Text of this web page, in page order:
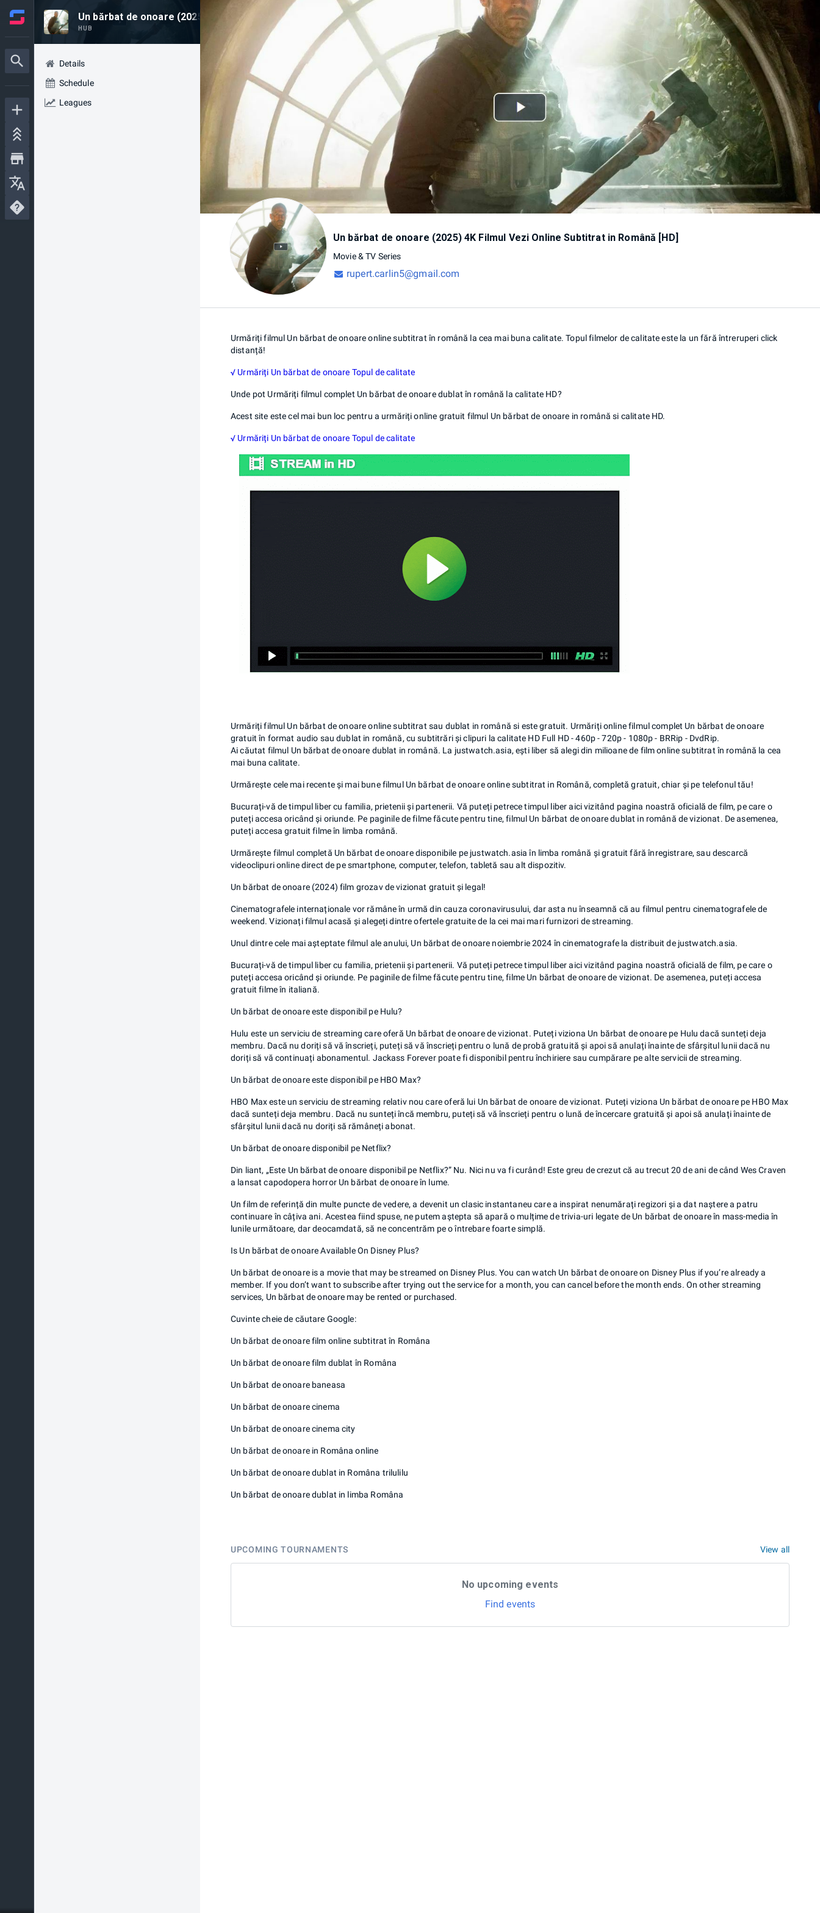
Un bărbat de onoare (2025) 4K Filmul Vezi Online Subtitrat in Română [HD]
HUB
Details
Schedule
Leagues
Un bărbat de onoare (2025) 4K Filmul Vezi Online Subtitrat in Română [HD]
Movie & TV Series
rupert.carlin5@gmail.com
Urmăriți filmul Un bărbat de onoare online subtitrat în română la cea mai buna calitate. Topul filmelor de calitate este la un fără întreruperi click
distanță!
√ Urmăriți Un bărbat de onoare Topul de calitate
Unde pot Urmăriți filmul complet Un bărbat de onoare dublat în română la calitate HD?
Acest site este cel mai bun loc pentru a urmăriți online gratuit filmul Un bărbat de onoare in română si calitate HD.
√ Urmăriți Un bărbat de onoare Topul de calitate
Urmăriți filmul Un bărbat de onoare online subtitrat sau dublat in română si este gratuit. Urmăriți online filmul complet Un bărbat de onoare
gratuit în format audio sau dublat in română, cu subtitrări și clipuri la calitate HD Full HD - 460p - 720p - 1080p - BRRip - DvdRip.
Ai căutat filmul Un bărbat de onoare dublat in română. La justwatch.asia, ești liber să alegi din milioane de film online subtitrat în română la cea
mai buna calitate.
Urmărește cele mai recente și mai bune filmul Un bărbat de onoare online subtitrat in Română, completă gratuit, chiar și pe telefonul tău!
Bucurați-vă de timpul liber cu familia, prietenii și partenerii. Vă puteți petrece timpul liber aici vizitând pagina noastră oficială de film, pe care o
puteți accesa oricând și oriunde. Pe paginile de filme făcute pentru tine, filmul Un bărbat de onoare dublat in română de vizionat. De asemenea,
puteți accesa gratuit filme în limba română.
Urmărește filmul completă Un bărbat de onoare disponibile pe justwatch.asia în limba română și gratuit fără înregistrare, sau descarcă
videoclipuri online direct de pe smartphone, computer, telefon, tabletă sau alt dispozitiv.
Un bărbat de onoare (2024) film grozav de vizionat gratuit și legal!
Cinematografele internaționale vor rămâne în urmă din cauza coronavirusului, dar asta nu înseamnă că au filmul pentru cinematografele de
weekend. Vizionați filmul acasă și alegeți dintre ofertele gratuite de la cei mai mari furnizori de streaming.
Unul dintre cele mai așteptate filmul ale anului, Un bărbat de onoare noiembrie 2024 în cinematografe la distribuit de justwatch.asia.
Bucurați-vă de timpul liber cu familia, prietenii și partenerii. Vă puteți petrece timpul liber aici vizitând pagina noastră oficială de film, pe care o
puteți accesa oricând și oriunde. Pe paginile de filme făcute pentru tine, filme Un bărbat de onoare de vizionat. De asemenea, puteți accesa
gratuit filme în italiană.
Un bărbat de onoare este disponibil pe Hulu?
Hulu este un serviciu de streaming care oferă Un bărbat de onoare de vizionat. Puteți viziona Un bărbat de onoare pe Hulu dacă sunteți deja
membru. Dacă nu doriți să vă înscrieți, puteți să vă înscrieți pentru o lună de probă gratuită și apoi să anulați înainte de sfârșitul lunii dacă nu
doriți să vă continuați abonamentul. Jackass Forever poate fi disponibil pentru închiriere sau cumpărare pe alte servicii de streaming.
Un bărbat de onoare este disponibil pe HBO Max?
HBO Max este un serviciu de streaming relativ nou care oferă lui Un bărbat de onoare de vizionat. Puteți viziona Un bărbat de onoare pe HBO Max
dacă sunteți deja membru. Dacă nu sunteți încă membru, puteți să vă înscrieți pentru o lună de încercare gratuită și apoi să anulați înainte de
sfârșitul lunii dacă nu doriți să rămâneți abonat.
Un bărbat de onoare disponibil pe Netflix?
Din liant, „Este Un bărbat de onoare disponibil pe Netflix?” Nu. Nici nu va fi curând! Este greu de crezut că au trecut 20 de ani de când Wes Craven
a lansat capodopera horror Un bărbat de onoare în lume.
Un film de referință din multe puncte de vedere, a devenit un clasic instantaneu care a inspirat nenumărați regizori și a dat naștere a patru
continuare în câțiva ani. Acestea fiind spuse, ne putem aștepta să apară o mulțime de trivia-uri legate de Un bărbat de onoare în mass-media în
lunile următoare, dar deocamdată, să ne concentrăm pe o întrebare foarte simplă.
Is Un bărbat de onoare Available On Disney Plus?
Un bărbat de onoare is a movie that may be streamed on Disney Plus. You can watch Un bărbat de onoare on Disney Plus if you’re already a
member. If you don’t want to subscribe after trying out the service for a month, you can cancel before the month ends. On other streaming
services, Un bărbat de onoare may be rented or purchased.
Cuvinte cheie de căutare Google:
Un bărbat de onoare film online subtitrat în Româna
Un bărbat de onoare film dublat în Româna
Un bărbat de onoare baneasa
Un bărbat de onoare cinema
Un bărbat de onoare cinema city
Un bărbat de onoare in Româna online
Un bărbat de onoare dublat in Româna trilulilu
Un bărbat de onoare dublat in limba Româna
UPCOMING TOURNAMENTS View all
No upcoming events
Find events